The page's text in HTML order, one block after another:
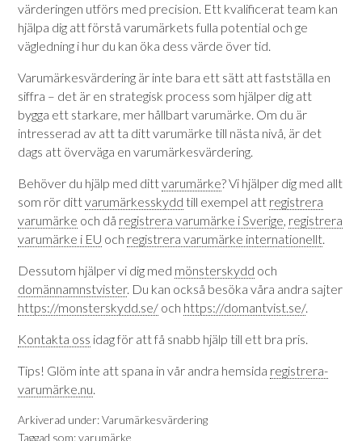
värderingen utförs med precision. Ett kvalificerat team kan
hjälpa dig att förstå varumärkets fulla potential och ge
vägledning i hur du kan öka dess värde över tid.
Varumärkesvärdering är inte bara ett sätt att fastställa en
siffra – det är en strategisk process som hjälper dig att
bygga ett starkare, mer hållbart varumärke. Om du är
intresserad av att ta ditt varumärke till nästa nivå, är det
dags att överväga en varumärkesvärdering.
Behöver du hjälp med dittvarumärke? Vi hjälper dig med allt
som rör dittvarumärkesskydd till exempel att registrera
varumärke och då registrera varumärke i Sverige, registrera
varumärke i EU och registrera varumärke internationellt.
Dessutom hjälper vi dig med mönsterskydd och
domännamnstvister. Du kan också besöka våra andra sajter
https://monsterskydd.se/ och https://domantvist.se/.
Kontakta oss idag för att få snabb hjälp till ett bra pris.
Tips! Glöm inte att spana in vår andra hemsida registrera-
varumärke.nu.
Arkiverad under:Varumärkesvärdering
Taggad som:varumärke